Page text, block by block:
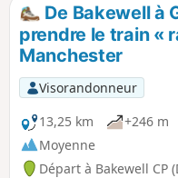
De Bakewell à
prendre le train «
Manchester
Visorandonneur
13,25 km
+246 m
Moyenne
Départ à Bakewell CP